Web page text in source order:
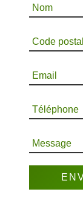
Nom
Code postal
Email
Téléphone
Message